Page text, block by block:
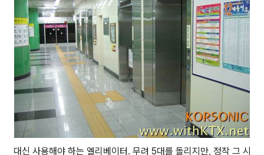
대신 사용해야 하는 엘리베이터. 무려 5대를 돌리지만, 정작 그 시